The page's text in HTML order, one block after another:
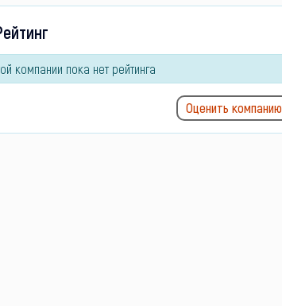
компании пока нет рейтинга
Оценить компанию